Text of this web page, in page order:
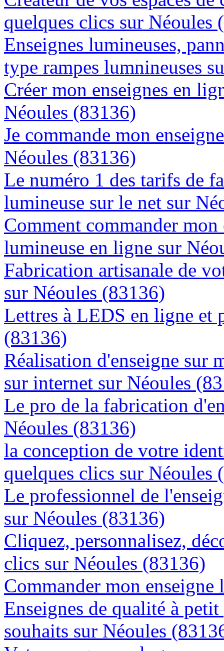
quelques clics sur Néoules
Enseignes lumineuses,
type rampes lumnineuses
Créer mon enseignes en
Néoules (83136)
Je commande mon
Néoules (83136)
Le numéro 1 des tarifs de
lumineuse sur le net sur
Comment commander
lumineuse en ligne sur
Fabrication artisanale de
sur Néoules (83136)
Lettres à LEDS en ligne et
(83136)
Réalisation d'enseigne sur
sur internet sur Néoules
Le pro de la fabrication
Néoules (83136)
la conception de votre
quelques clics sur Néoules
Le professionnel de
sur Néoules (83136)
Cliquez, personnalisez,
clics sur Néoules (83136)
Commander mon
Enseignes de qualité à
souhaits sur Néoules